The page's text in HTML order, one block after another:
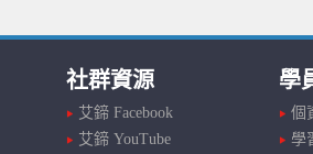
社群資源
艾鍗 Facebook
艾鍗 YouTube
學
個
學